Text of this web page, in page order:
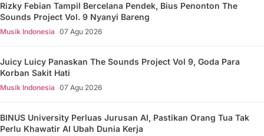
Rizky Febian Tampil Bercelana Pendek, Bius Penonton The
Sounds Project Vol. 9 Nyanyi Bareng
Musik Indonesia 07 Agu 2026
Juicy Luicy Panaskan The Sounds Project Vol 9, Goda Para
Korban Sakit Hati
Musik Indonesia 07 Agu 2026
BINUS University Perluas Jurusan AI, Pastikan Orang Tua Tak
Perlu Khawatir AI Ubah Dunia Kerja